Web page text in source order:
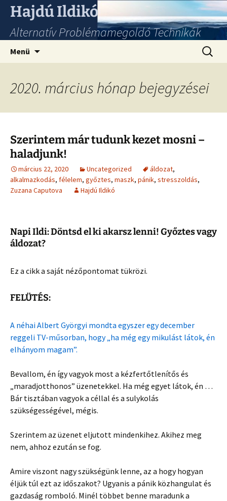
Hajdú Ildikó
Alternatív Problémamegoldó Technikák
Menü
2020. március hónap bejegyzései
Szerintem már tudunk kezet mosni –
haladjunk!
március 22, 2020 Uncategorized áldozat,
alkalmazkodás, félelem, győztes, maszk, pánik, stresszoldás,
Zuzana Caputova
Hajdú Ildikó
Napi Ildi: Döntsd el ki akarsz lenni! Győztes vagy
áldozat?
Ez a cikk a saját nézőpontomat tükrözi.
FELÜTÉS:
A néhai Albert Györgyi mondta egyszer egy december
reggeli TV-műsorban, hogy „ha még egy mikulást látok, én
elhányom magam”.
Bevallom, én így vagyok most a kézfertőtlenítős és
„maradjotthonos” üzenetekkel. Ha még egyet látok, én …
Bár tisztában vagyok a céllal és a sulykolás
szükségességével, mégis.
Szerintem az üzenet eljutott mindenkihez. Akihez meg
nem, ahhoz ezután se fog.
Amire viszont nagy szükségünk lenne, az a hogy hogyan
éljük túl ezt az időszakot? Ugyanis a pánik közhangulat és
gazdaság romboló. Minél többet benne maradunk a